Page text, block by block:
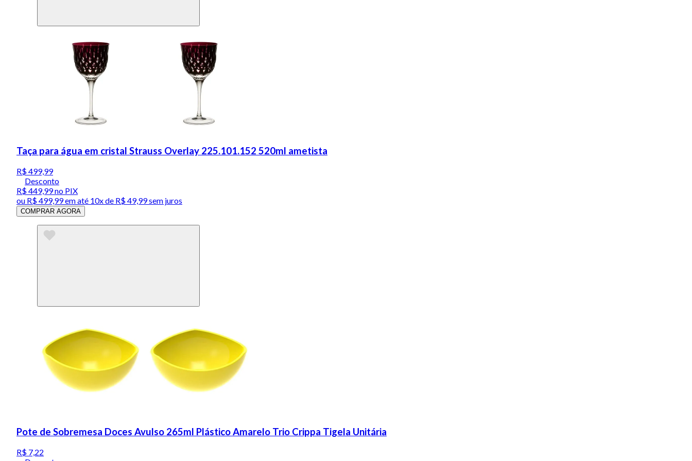
Taça para água em cristal Strauss Overlay 225.101.152 520ml ametista
R$ 499,99
Desconto
R$ 449,99no PIX
ou R$ 499,99em até 10x de R$ 49,99 sem juros
COMPRAR AGORA
Pote de Sobremesa Doces Avulso 265ml Plástico Amarelo Trio Crippa Tigela Unitária
R$ 7,22